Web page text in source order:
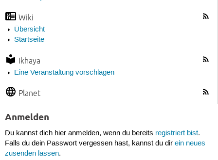
Wiki
Übersicht
Startseite
Ikhaya
Eine Veranstaltung vorschlagen
Planet
Anmelden
Du kannst dich hier anmelden, wenn du bereits registriert bist.
Falls du dein Passwort vergessen hast, kannst du dir ein neues
zusenden lassen.